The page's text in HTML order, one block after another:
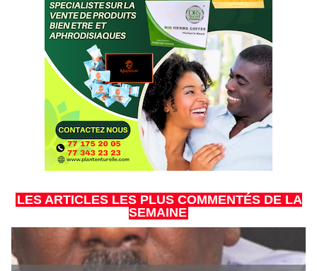
LES ARTICLES LES PLUS COMMENTÉS DE LA
SEMAINE